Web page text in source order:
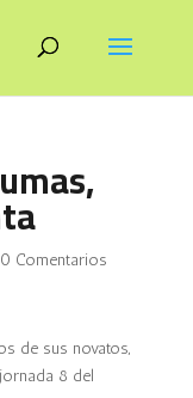
0 Comentarios
de sus novatos,
8 del